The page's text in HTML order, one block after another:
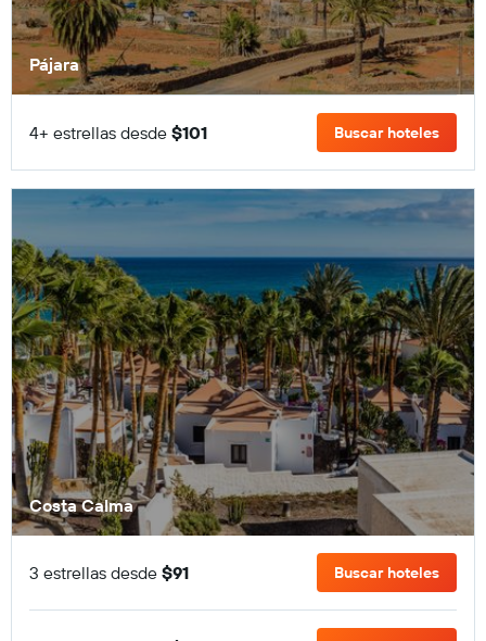
Pájara
4+ estrellas desde $101 Buscar hoteles
Costa Calma
3 estrellas desde $91 Buscar hoteles